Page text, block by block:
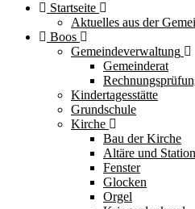
Startseite
Aktuelles aus der
Boos
Gemeindeverwaltung
Gemeinderat
Kindertagesstätte
Grundschule
Kirche
Bau der Kirche
Altäre und
Fenster
Glocken
Orgel